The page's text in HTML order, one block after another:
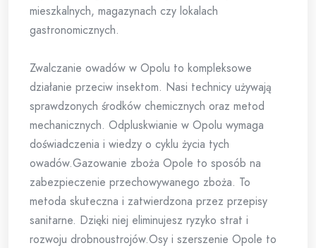
mieszkalnych, magazynach czy lokalach
gastronomicznych.
Zwalczanie owadów w Opolu to kompleksowe
działanie przeciw insektom. Nasi technicy używają
sprawdzonych środków chemicznych oraz metod
mechanicznych. Odpluskwianie w Opolu wymaga
doświadczenia i wiedzy o cyklu życia tych
owadów.Gazowanie zboża Opole to sposób na
zabezpieczenie przechowywanego zboża. To
metoda skuteczna i zatwierdzona przez przepisy
sanitarne. Dzięki niej eliminujesz ryzyko strat i
rozwoju drobnoustrojów.Osy i szerszenie Opole to